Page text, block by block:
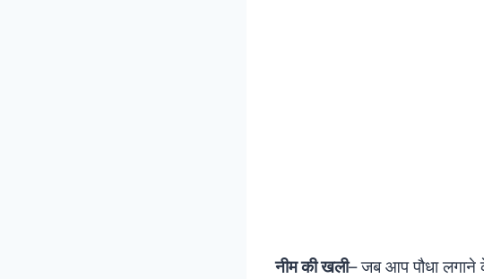
नीम की खली– जब आप पौधा